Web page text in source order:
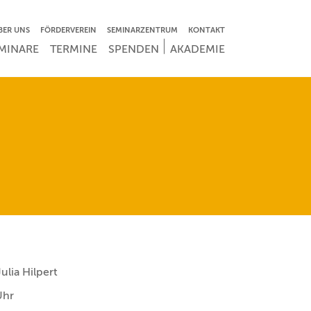
ÜBERSPRINGEN
UNS FÖRDERVEREIN SEMINARZENTRUM KONTAKT
ÜBERSPRINGEN
TERMINE SPENDEN AKADEMIE
Hilpert